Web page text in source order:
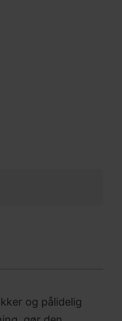
og pålidelig